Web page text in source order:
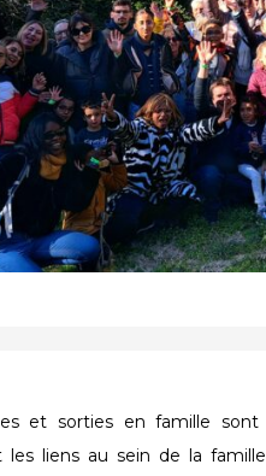
et sorties en famille
les liens au sein de la